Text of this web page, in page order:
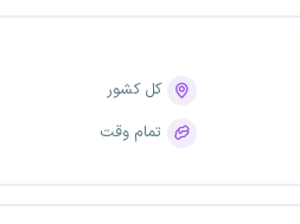
کل کشور
تمام وقت